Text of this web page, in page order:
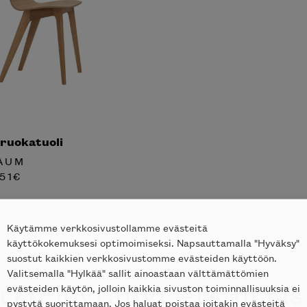
€
löytänyt
Käytämme verkkosivustollamme evästeitä
käyttökokemuksesi optimoimiseksi. Napsauttamalla "Hyväksy"
suostut kaikkien verkkosivustomme evästeiden käyttöön.
Valitsemalla "Hylkää" sallit ainoastaan välttämättömien
evästeiden käytön, jolloin kaikkia sivuston toiminnallisuuksia ei
pystytä suorittamaan. Jos haluat poistaa joitakin evästeitä